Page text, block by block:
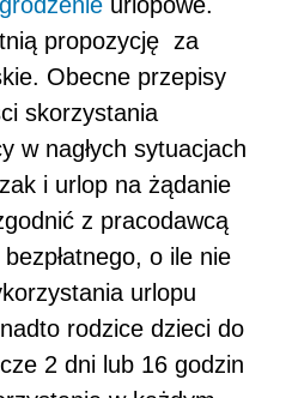
propozycję za
Obecne przepisy
skorzystania
w nagłych sytuacjach
i urlop na żądanie
z pracodawcą
o ile nie
urlopu
rodzice dzieci do
2 dni lub 16 godzin